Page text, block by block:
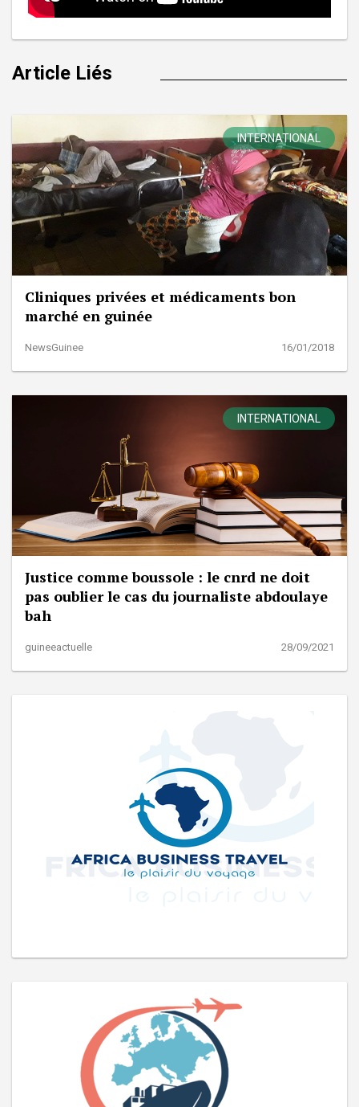
Article Liés
INTERNATIONAL
Cliniques privées et médicaments bon
marché en guinée
NewsGuinee 16/01/2018
INTERNATIONAL
Justice comme boussole : le cnrd ne doit
pas oublier le cas du journaliste abdoulaye
bah
guineeactuelle 28/09/2021